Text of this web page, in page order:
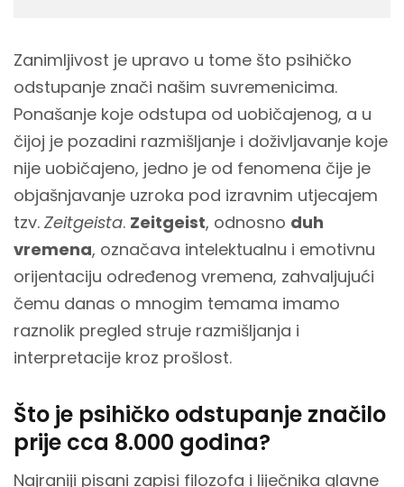
Zanimljivost je upravo u tome što psihičko
odstupanje znači našim suvremenicima.
Ponašanje koje odstupa od uobičajenog, a u
čijoj je pozadini razmišljanje i doživljavanje koje
nije uobičajeno, jedno je od fenomena čije je
objašnjavanje uzroka pod izravnim utjecajem
tzv. Zeitgeista. Zeitgeist, odnosno duh
vremena, označava intelektualnu i emotivnu
orijentaciju određenog vremena, zahvaljujući
čemu danas o mnogim temama imamo
raznolik pregled struje razmišljanja i
interpretacije kroz prošlost.
Što je psihičko odstupanje značilo
prije cca 8.000 godina?
Najraniji pisani zapisi filozofa i liječnika glavne